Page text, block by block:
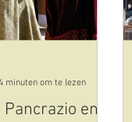
en
minuten om te lezen